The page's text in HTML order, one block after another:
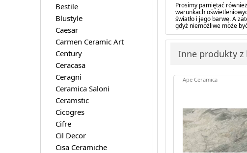
Prosimy pamiętać
warunkach
światło i jego barwę. A
gdyż niemożliwe może
Inne produkty z
Ape Ceramica
Bestile
Blustyle
Caesar
Carmen Ceramic Art
Century
Ceracasa
Ceragni
Ceramica Saloni
Ceramstic
Cicogres
Cifre
Cil Decor
Cisa Ceramiche